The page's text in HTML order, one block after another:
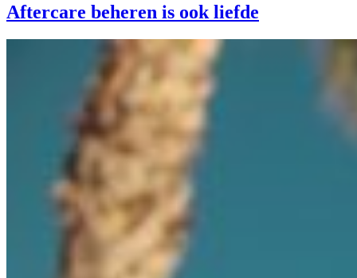
Aftercare beheren is ook liefde